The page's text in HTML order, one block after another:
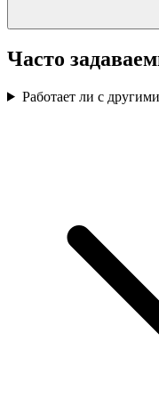
Часто
Работает ли с